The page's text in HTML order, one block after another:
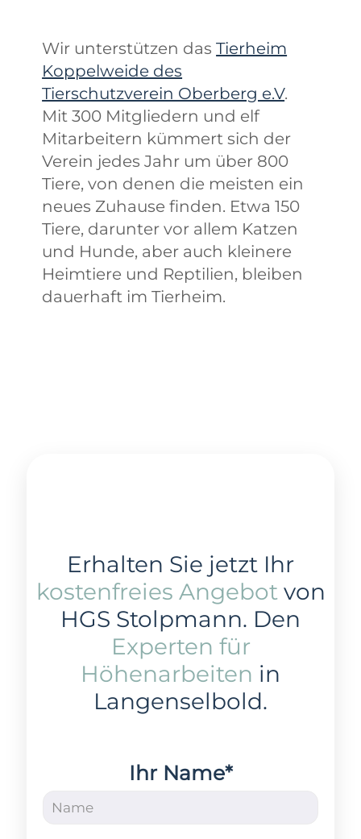
Wir unterstützen dasTierheim
Koppelweide des
Tierschutzverein Oberberg e.V.
Mit 300 Mitgliedern und elf
Mitarbeitern kümmert sich der
Verein jedes Jahr um über 800
Tiere, von denen die meisten ein
neues Zuhause finden. Etwa 150
Tiere, darunter vor allem Katzen
und Hunde, aber auch kleinere
Heimtiere und Reptilien, bleiben
dauerhaft im Tierheim.
Erhalten Sie jetzt Ihr
kostenfreies Angebotvon
HGS Stolpmann. Den
Experten für
Höhenarbeiten in
Langenselbold.
Ihr Name*